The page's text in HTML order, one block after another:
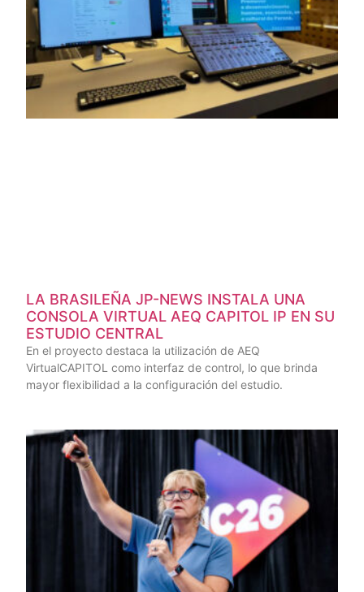
LA BRASILEÑA JP-NEWS INSTALA UNA
CONSOLA VIRTUAL AEQ CAPITOL IP EN SU
ESTUDIO CENTRAL
En el proyecto destaca la utilización de AEQ
VirtualCAPITOL como interfaz de control, lo que brinda
mayor flexibilidad a la configuración del estudio.